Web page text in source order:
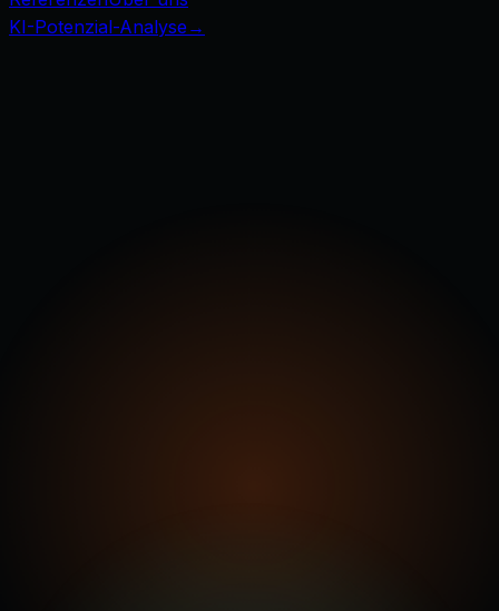
KI-Potenzial-Analyse →